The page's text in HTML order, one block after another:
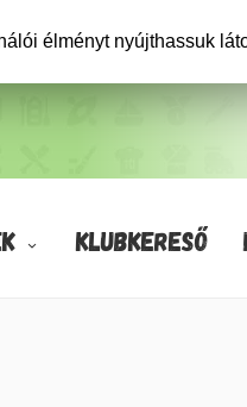
KLUBKERESŐ
élményt nyújthassuk